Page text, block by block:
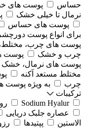
حساس
پوست های
نرمال تا خیلی خشک
پوست های حساس
برای انواع پوست
پوست های چرب،
چرب و خشک
پوست
پوست های نرمال،
مختلط مستعد آکنه
چرب
به ویژه پوست
ترکیبات
Sodium Hyalur
عصاره جلبک دریایی
الاستین
پپتیدها